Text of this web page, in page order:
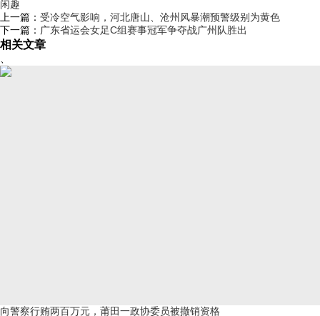
闲趣
上一篇： 受冷空气影响，河北唐山、沧州风暴潮预警级别为黄色
下一篇： 广东省运会女足C组赛事冠军争夺战广州队胜出
相关文章
向警察行贿两百万元，莆田一政协委员被撤销资格